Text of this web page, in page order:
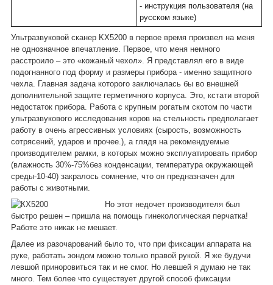
- инструкция пользователя (на
русском языке)
Ультразвуковой сканер KX5200 в первое время произвел на меня
не однозначное впечатление. Первое, что меня немного
расстроило – это «кожаный чехол». Я представлял его в виде
подогнанного под форму и размеры прибора - именно защитного
чехла. Главная задача которого заключалась бы во внешней
дополнительной защите герметичного корпуса. Это, кстати второй
недостаток прибора. Работа с крупным рогатым скотом по части
ультразвукового исследования коров на стельность предполагает
работу в очень агрессивных условиях (сырость, возможность
сотрясений, ударов и прочее.), а глядя на рекомендуемые
производителем рамки, в которых можно эксплуатировать прибор
(влажность 30%-75%без конденсации, температура окружающей
среды-10-40) закралось сомнение, что он предназначен для
работы с животными.
Но этот недочет производителя был
быстро решен – пришла на помощь гинекологическая перчатка!
Работе это никак не мешает.
Далее из разочарований было то, что при фиксации аппарата на
руке, работать зондом можно только правой рукой. Я же будучи
левшой приноровиться так и не смог. Но левшей я думаю не так
много. Тем более что существует другой способ фиксации